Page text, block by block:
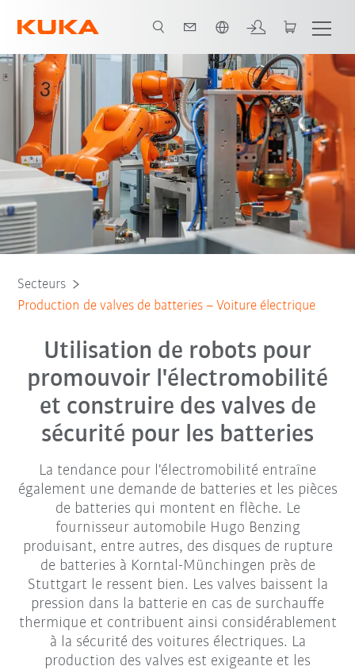
Précision du préhenseur Partenaire Système Tous les partenaires du
Secteurs
Production de valves de batteries – Voiture électrique
Utilisation de robots pour
promouvoir l'électromobilité
et construire des valves de
sécurité pour les batteries
La tendance pour l'électromobilité entraîne
également une demande de batteries et les pièces
de batteries qui montent en flèche. Le
fournisseur automobile Hugo Benzing
produisant, entre autres, des disques de rupture
de batteries à Korntal-Münchingen près de
Stuttgart le ressent bien. Les valves baissent la
pression dans la batterie en cas de surchauffe
thermique et contribuent ainsi considérablement
à la sécurité des voitures électriques. La
production des valves est exigeante et les